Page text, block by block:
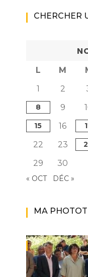
CHERCHER
L M
1
2
8 9
15 16
22 23
29
30
« OCT DÉC »
MA